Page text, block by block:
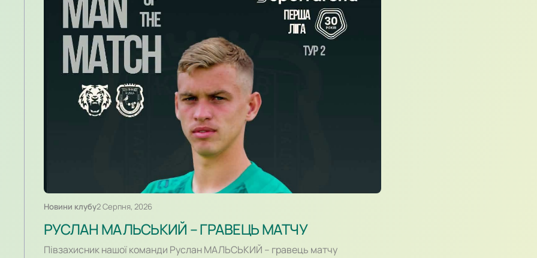
Новини клубу2 Серпня, 2026
РУСЛАН МАЛЬСЬКИЙ – ГРАВЕЦЬ МАТЧУ
Півзахисник нашої команди Руслан МАЛЬСЬКИЙ – гравець матчу